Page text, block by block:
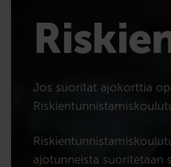
Jos suoritat ajokorttia
ajotunneista suoritetaan